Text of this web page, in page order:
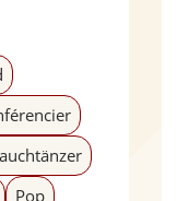
Pop